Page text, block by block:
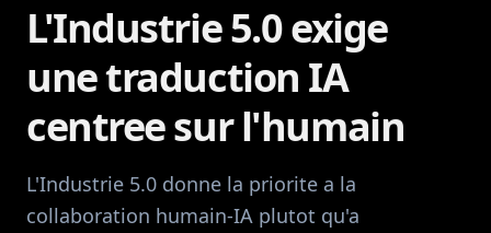
L'Industrie 5.0 exige
une traduction IA
centree sur l'humain
L'Industrie 5.0 donne la priorite a la
collaboration humain-IA plutot qu'a